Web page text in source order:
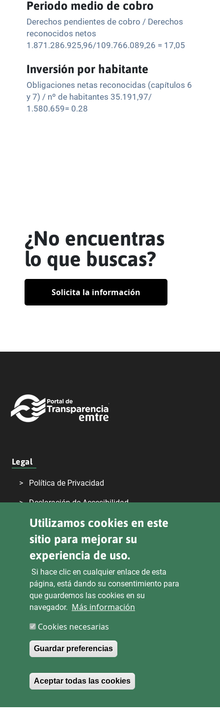
Periodo medio de cobro
Derechos pendientes de cobro / Derechos
reconocidos netos
1.871.286.925,96/109.766.089,26 = 17,05
Inversión por habitante
Obligaciones netas reconocidas (capítulos 6
y 7) / nº de habitantes 35.191,97/
1.580.659= 0.28
¿No encuentras
lo que buscas?
Solicita la información
Legal
Política de Privacidad
Declaración de Accesibilidad
Aviso Legal
Transparencia
Sede Electrónica Derecho de Acceso
Mapa del sitio
reservados.
Utilizamos cookies en este
sitio para mejorar su
experiencia de uso.
Si hace clic en cualquier enlace de esta
página, está dando su consentimiento para
que guardemos las cookies en su
navegador. Más información
Cookies necesarias
Guardar preferencias
Aceptar todas las cookies